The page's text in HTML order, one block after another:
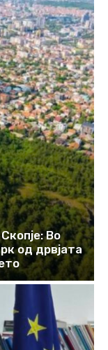
Во
од дрвјата